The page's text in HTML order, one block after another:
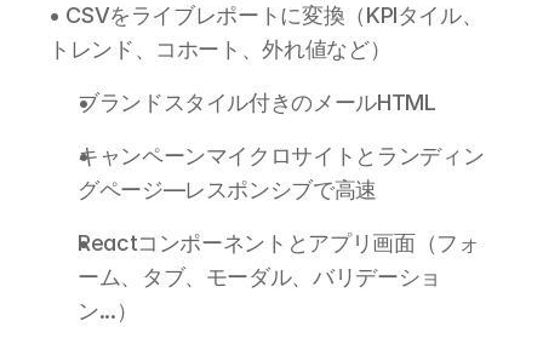
• CSVをライブレポートに変換（KPIタイル、
トレンド、コホート、外れ値など）
ブランドスタイル付きのメールHTML
キャンペーンマイクロサイトとランディン
グページ—レスポンシブで高速
Reactコンポーネントとアプリ画面（フォ
ーム、タブ、モーダル、バリデーショ
ン...）